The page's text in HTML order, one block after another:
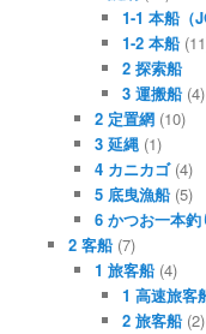
1-1 本船（
1-2 本船
2 探索船
3 運搬船(4)
2 定置網 (10)
3 延縄 (1)
4 カニカゴ(4)
5 底曳漁船 (5)
6 かつお一本釣
2 客船(7)
1 旅客船 (4)
1 高速旅客
2 旅客船(2)